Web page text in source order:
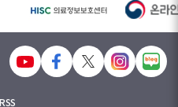
RSS